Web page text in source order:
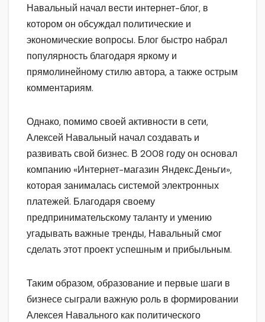
Навальный начал вести интернет-блог, в
котором он обсуждал политические и
экономические вопросы. Блог быстро набрал
популярность благодаря яркому и
прямолинейному стилю автора, а также острым
комментариям.
Однако, помимо своей активности в сети,
Алексей Навальный начал создавать и
развивать свой бизнес. В 2008 году он основал
компанию «Интернет-магазин Яндекс.Деньги»,
которая занималась системой электронных
платежей. Благодаря своему
предпринимательскому таланту и умению
угадывать важные тренды, Навальный смог
сделать этот проект успешным и прибыльным.
Таким образом, образование и первые шаги в
бизнесе сыграли важную роль в формировании
Алексея Навального как политического